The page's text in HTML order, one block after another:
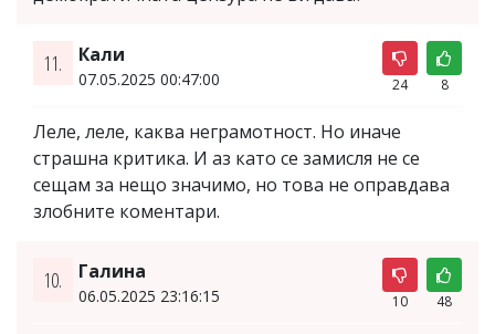
11. Кали
07.05.2025 00:47:00 24 8
Леле, леле, каква неграмотност. Но иначе
страшна критика. И аз като се замисля не се
сещам за нещо значимо, но това не оправдава
злобните коментари.
10. Галина
06.05.2025 23:16:15 10 48